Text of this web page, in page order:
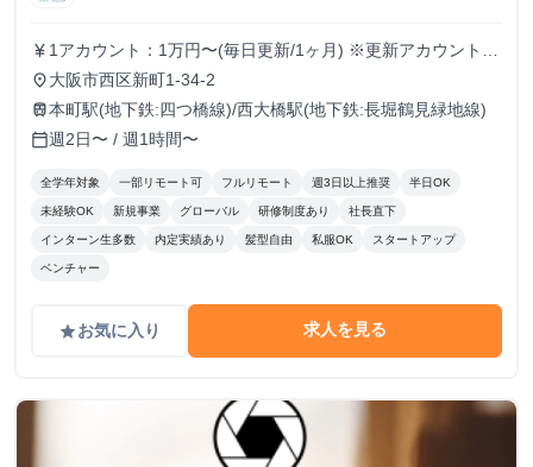
currency_yen 1アカウント：1万円〜(毎日更新/1ヶ月) ※更新アカウントが
増える毎に報酬もUP(複数運用可) ※インセンティブ有り
place 大阪市西区新町1-34-2
train本町駅(地下鉄:四つ橋線)/西大橋駅(地下鉄:長堀鶴見緑地線)
calendar_today週2日〜 / 週1時間〜
全学年対象 一部リモート可 フルリモート 週3日以上推奨 半日OK
未経験OK 新規事業 グローバル 研修制度あり 社長直下
インターン生多数 内定実績あり 髪型自由 私服OK スタートアップ
ベンチャー
gradeお気に入り 求人を見る